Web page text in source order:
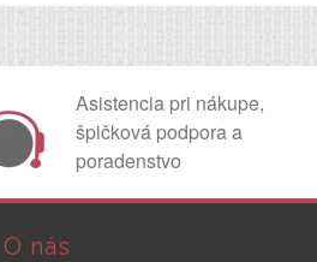
Asistencia pri nákupe,
špičková podpora a
poradenstvo
O nás